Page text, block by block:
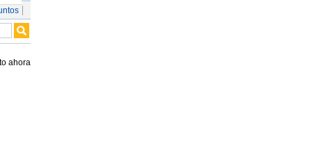
ahora